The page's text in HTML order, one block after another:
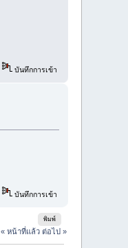
บันทึกการเข้า
บันทึกการเข้า
พิมพ์
« หน้าที่แล้ว ต่อไป »